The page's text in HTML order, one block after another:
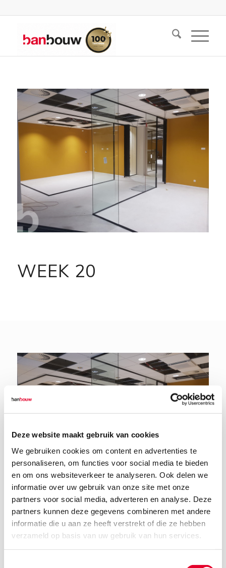
Deze website maakt gebruik van cookies
We gebruiken cookies om content en advertenties te
personaliseren, om functies voor social media te bieden
en om ons websiteverkeer te analyseren. Ook delen we
informatie over uw gebruik van onze site met onze
partners voor social media, adverteren en analyse. Deze
partners kunnen deze gegevens combineren met andere
informatie die u aan ze heeft verstrekt of die ze hebben
verzameld op basis van uw gebruik van hun services.
WEEK 20
20 mei 2019